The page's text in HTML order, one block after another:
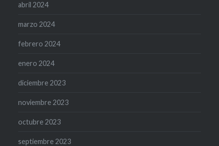
abril 2024
marzo 2024
febrero 2024
enero 2024
diciembre 2023
noviembre 2023
octubre 2023
septiembre 2023